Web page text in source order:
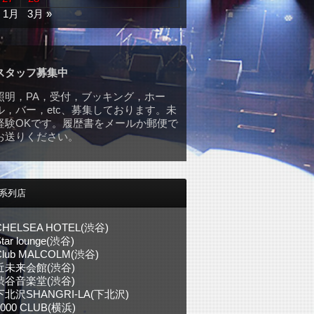
1月
3月 »
タッフ募集中
明，PA，受付，ブッキング，ホー
，バー，etc、募集しております。未
験OKです。履歴書をメールか郵便で
送りください。
列店
HOTEL(渋谷)
lounge(渋谷)
MALCOLM(渋谷)
未来会館(渋谷)
谷音楽堂(渋谷)
北沢SHANGRI-LA(下北沢)
CLUB(横浜)